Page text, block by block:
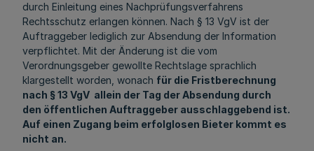
durch Einleitung eines Nachprüfungsverfahrens
Rechtsschutz erlangen können. Nach § 13 VgV ist der
Auftraggeber lediglich zur Absendung der Information
verpflichtet. Mit der Änderung ist die vom
Verordnungsgeber gewollte Rechtslage sprachlich
klargestellt worden, wonach für die Fristberechnung
nach § 13 VgV allein der Tag der Absendung durch
den öffentlichen Auftraggeber ausschlaggebend ist.
Auf einen Zugang beim erfolglosen Bieter kommt es
nicht an.